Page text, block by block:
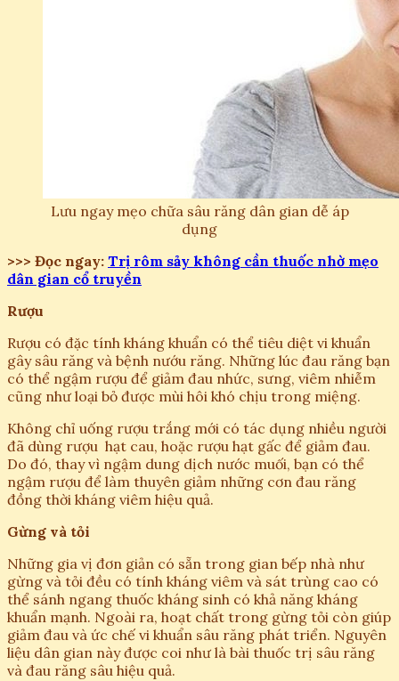
Lưu ngay mẹo chữa sâu răng dân gian dễ áp
dụng
>>> Đọc ngay: Trị rôm sảy không cần thuốc nhờ mẹo
dân gian cổ truyền
Rượu
Rượu có đặc tính kháng khuẩn có thể tiêu diệt vi khuẩn
gây sâu răng và bệnh nướu răng. Những lúc đau răng bạn
có thể ngậm rượu để giảm đau nhức, sưng, viêm nhiễm
cũng như loại bỏ được mùi hôi khó chịu trong miệng.
Không chỉ uống rượu trắng mới có tác dụng nhiều người
đã dùng rượu hạt cau, hoặc rượu hạt gấc để giảm đau.
Do đó, thay vì ngậm dung dịch nước muối, bạn có thể
ngậm rượu để làm thuyên giảm những cơn đau răng
đồng thời kháng viêm hiệu quả.
Gừng và tỏi
Những gia vị đơn giản có sẵn trong gian bếp nhà như
gừng và tỏi đều có tính kháng viêm và sát trùng cao có
thể sánh ngang thuốc kháng sinh có khả năng kháng
khuẩn mạnh. Ngoài ra, hoạt chất trong gừng tỏi còn giúp
giảm đau và ức chế vi khuẩn sâu răng phát triển. Nguyên
liệu dân gian này được coi như là bài thuốc trị sâu răng
và đau răng sâu hiệu quả.